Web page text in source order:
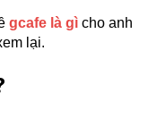
gcafe là gì cho anh
lại.